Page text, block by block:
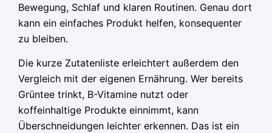
Bewegung, Schlaf und klaren Routinen. Genau dort
kann ein einfaches Produkt helfen, konsequenter
zu bleiben.
Die kurze Zutatenliste erleichtert außerdem den
Vergleich mit der eigenen Ernährung. Wer bereits
Grüntee trinkt, B-Vitamine nutzt oder
koffeinhaltige Produkte einnimmt, kann
Überschneidungen leichter erkennen. Das ist ein